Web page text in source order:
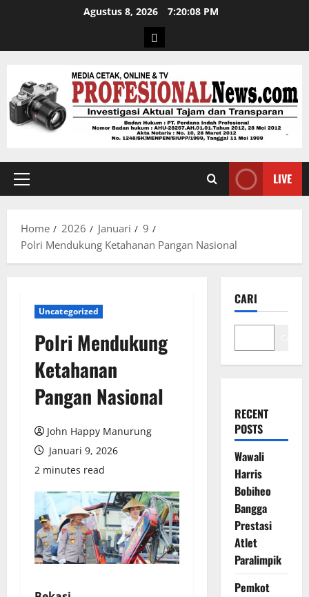
Agustus 8, 2026 7:20:09 PM
LIVE
Home 2026 Januari
9
Polri Mendukung Ketahanan Pangan Nasional
Uncategorized
Polri Mendukung
Ketahanan
Pangan Nasional
John Happy Manurung
Januari 9, 2026
2 minutes read
CARI
RECENT
POSTS
Wawali
Harris
Bobiheo
Bangga
Prestasi
Atlet
Paralimpik
Pemkot